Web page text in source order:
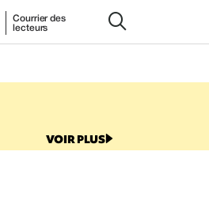
Courrier des
lecteurs
VOIR PLUS